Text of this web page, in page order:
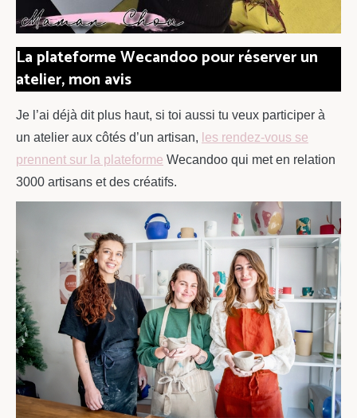
La plateforme Wecandoo pour réserver un
atelier, mon avis
Je l’ai déjà dit plus haut, si toi aussi tu veux participer à
un atelier aux côtés d’un artisan, les rendez-vous se
prennent sur la plateforme Wecandoo qui met en relation
3000 artisans et des créatifs.